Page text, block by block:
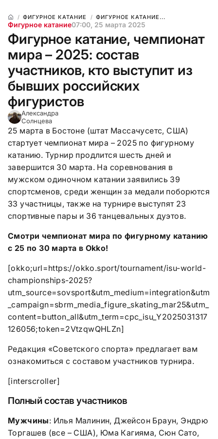
ФИГУРНОЕ КАТАНИЕ ФИГУРНОЕ КАТАНИЕ...
Фигурное катание07:00, 25 марта 2025
Фигурное катание, чемпионат
мира – 2025: состав
участников, кто выступит из
бывших российских
фигуристов
Александра
Солнцева
25 марта в Бостоне (штат Массачусетс, США)
стартует чемпионат мира – 2025 по фигурному
катанию. Турнир продлится шесть дней и
завершится 30 марта. На соревнования в
мужском одиночном катании заявились 39
спортсменов, среди женщин за медали поборются
33 участницы, также на турнире выступят 23
спортивные пары и 36 танцевальных дуэтов.
Смотри чемпионат мира по фигурному катанию
с 25 по 30 марта в Okko!
[okko;url=https://okko.sport/tournament/isu-world-
championships-2025?
utm_source=sovsport&utm_medium=integration&utm
_campaign=sbrm_media_figure_skating_mar25&utm_
content=button_all&utm_term=cpc_isu_Y2025031317
126056;token=2VtzqwQHLZn]
Редакция «Советского спорта» предлагает вам
ознакомиться с составом участников турнира.
[interscroller]
Полный состав участников
Мужчины: Илья Малинин, Джейсон Браун, Эндрю
Торгашев (все – США), Юма Кагияма, Сюн Сато,